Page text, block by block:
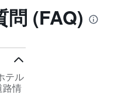
(FAQ)
テル
路情